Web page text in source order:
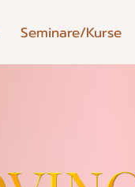
Seminare/Kurse